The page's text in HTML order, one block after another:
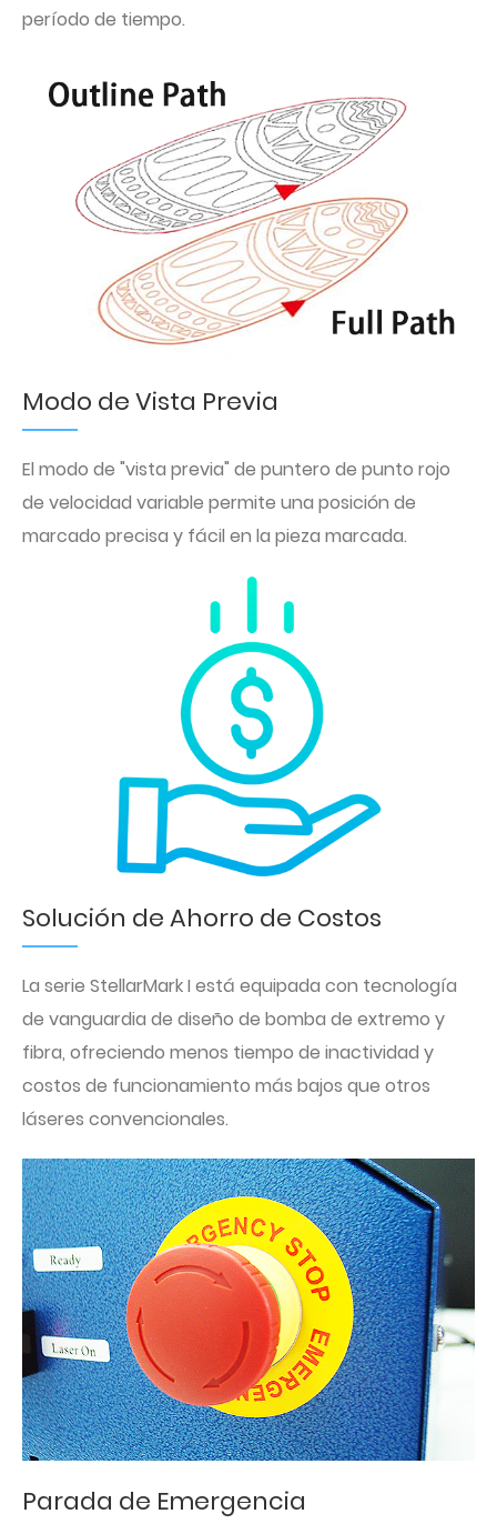
período de tiempo.
Modo de Vista Previa
El modo de "vista previa" de puntero de punto rojo
de velocidad variable permite una posición de
marcado precisa y fácil en la pieza marcada.
Solución de Ahorro de Costos
La serie StellarMark I está equipada con tecnología
de vanguardia de diseño de bomba de extremo y
fibra, ofreciendo menos tiempo de inactividad y
costos de funcionamiento más bajos que otros
láseres convencionales.
Parada de Emergencia